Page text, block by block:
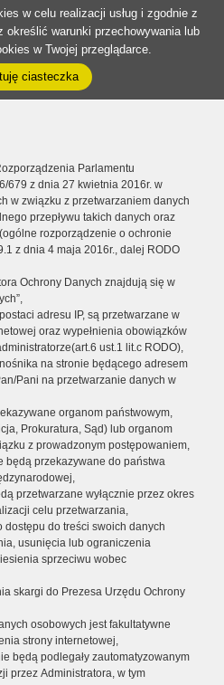
w celu realizacji usług i zgodnie z
określić warunki przechowywania lub
w Twojej przeglądarce.
ciasteczka
Parlamentu
679 z dnia 27 kwietnia 2016r. w
w związku z przetwarzaniem danych
przepływu takich danych oraz
rozporządzenie o ochronie
z dnia 4 maja 2016r., dalej RODO
Ochrony Danych znajdują się w
adresu IP, są przetwarzane w
oraz wypełnienia obowiązków
ust.1 lit.c RODO),
na stronie będącego adresem
Pani na przetwarzanie danych w
organom państwowym,
Prokuratura, Sąd) lub organom
z prowadzonym postępowaniem,
będą przekazywane do państwa
przetwarzane wyłącznie przez okres
celu przetwarzania,
dostępu do treści swoich danych
usunięcia lub ograniczenia
sprzeciwu wobec
skargi do Prezesa Urzędu Ochrony
osobowych jest fakultatywne
strony internetowej,
będą podlegały zautomatyzowanym
przez Administratora, w tym